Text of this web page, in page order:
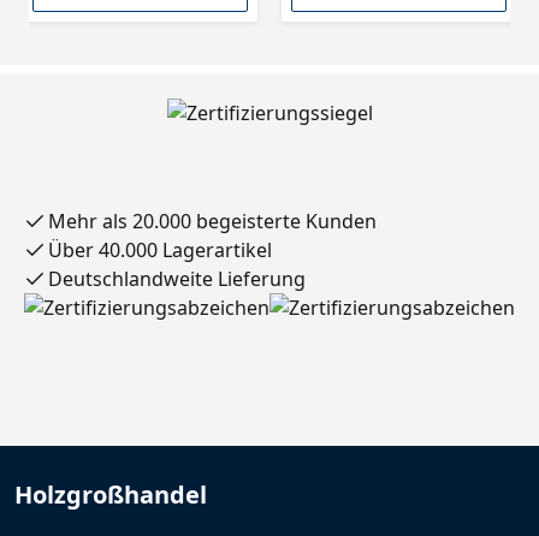
Mehr als 20.000 begeisterte Kunden
Über 40.000 Lagerartikel
Deutschlandweite Lieferung
Holzgroßhandel